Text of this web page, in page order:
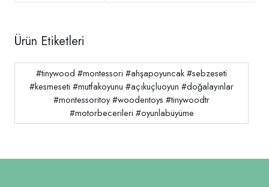
Ürün Etiketleri
#tinywood #montessori #ahşapoyuncak #sebzeseti
#kesmeseti #mutfakoyunu #açıkuçluoyun #doğalayınlar
#montessoritoy #woodentoys #tinywoodtr
#motorbecerileri #oyunlabüyüme